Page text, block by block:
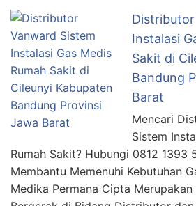
Instalasi
Sakit di
Bandung
Barat
Mencari
Sistem
Rumah Sakit? Hubungi 0812 1393
Membantu Memenuhi Kebutuhan
Medika Permana Cipta Merupakan